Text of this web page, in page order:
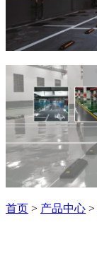
首页 > 产品中心 >